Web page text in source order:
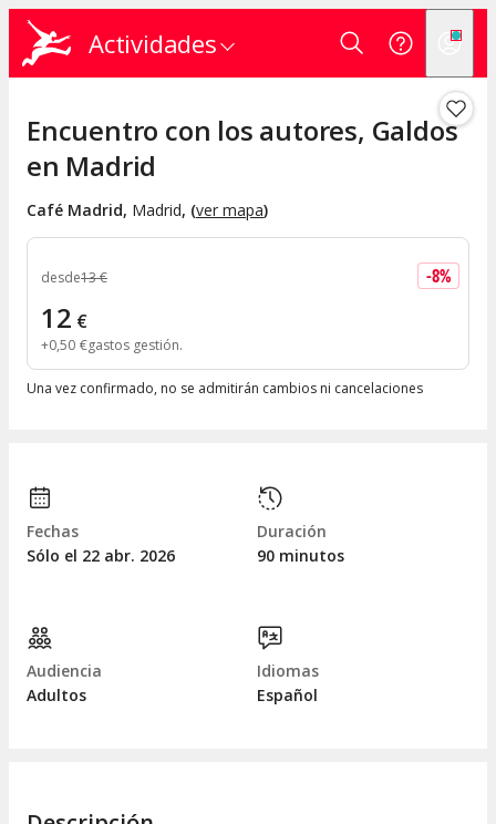
Actividades
Encuentro con los autores, Galdos
en Madrid
Café Madrid, Madrid, (ver mapa)
desde13€ -8%
12 €
+0,50 €gastos gestión
Una vez confirmado, no se admitirán cambios ni cancelaciones
Fechas
Sólo el 22 abr. 2026
Duración
90 minutos
Audiencia
Adultos
Idiomas
Español